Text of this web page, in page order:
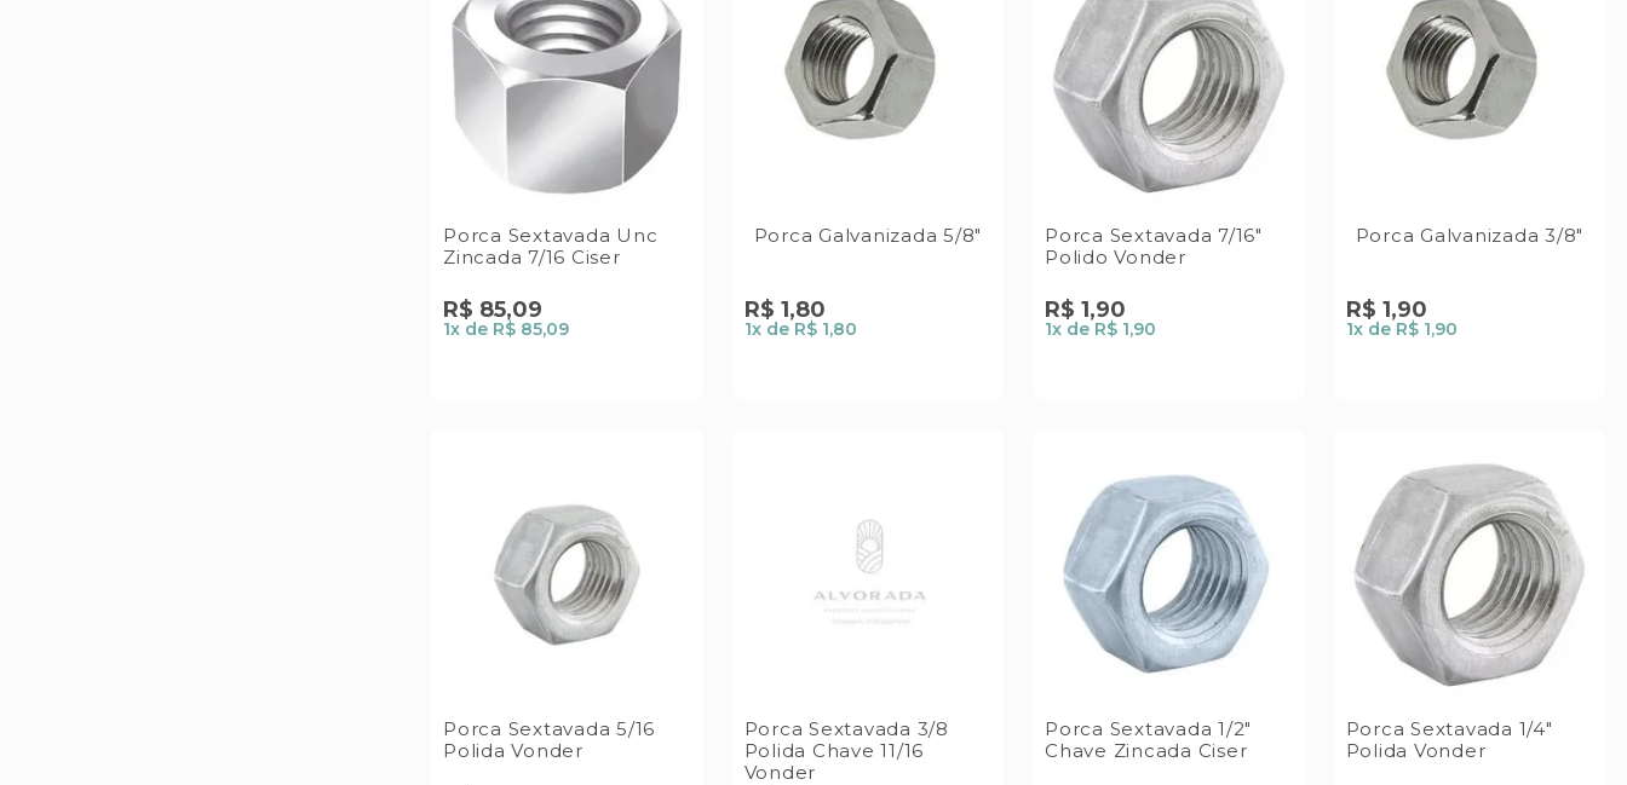
Porca Sextavada Unc
Zincada 7/16 Ciser
R$ 85,09
1x de R$ 85,09
Porca Galvanizada 5/8"
R$ 1,80
1x de R$ 1,80
Porca Sextavada 7/16"
Polido Vonder
R$ 1,90
1x de R$ 1,90
Porca Galvanizada 3/8"
R$ 1,90
1x de R$ 1,90
Porca Sextavada 5/16
Polida Vonder
Porca Sextavada 3/8
Polida Chave 11/16
Vonder
Porca Sextavada 1/2"
Chave Zincada Ciser
Porca Sextavada 1/4"
Polida Vonder